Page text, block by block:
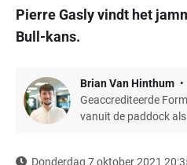
Pierre Gasly vindt het
Bull-kans.
Brian Van Hinthum
Geaccrediteerde
vanuit de paddock
Donderdag 7 oktober 2021